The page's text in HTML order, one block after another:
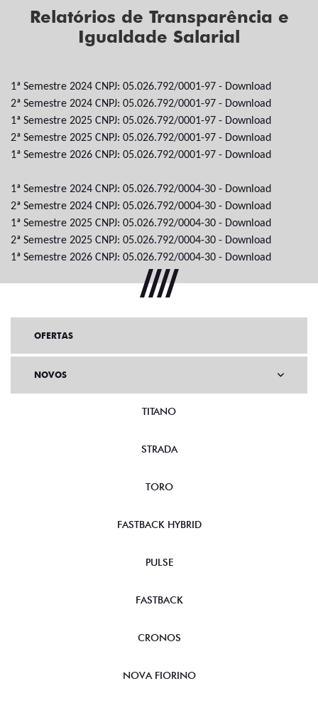
Relatórios de Transparência e
Igualdade Salarial
1ª Semestre 2024 CNPJ: 05.026.792/0001-97 - Download
2ª Semestre 2024 CNPJ: 05.026.792/0001-97 - Download
1ª Semestre 2025 CNPJ: 05.026.792/0001-97 - Download
2ª Semestre 2025 CNPJ: 05.026.792/0001-97 - Download
1ª Semestre 2026 CNPJ: 05.026.792/0001-97 - Download
1ª Semestre 2024 CNPJ: 05.026.792/0004-30 - Download
2ª Semestre 2024 CNPJ: 05.026.792/0004-30 - Download
1ª Semestre 2025 CNPJ: 05.026.792/0004-30 - Download
2ª Semestre 2025 CNPJ: 05.026.792/0004-30 - Download
1ª Semestre 2026 CNPJ: 05.026.792/0004-30 - Download
OFERTAS
NOVOS
TITANO
STRADA
TORO
FASTBACK HYBRID
PULSE
FASTBACK
CRONOS
NOVA FIORINO